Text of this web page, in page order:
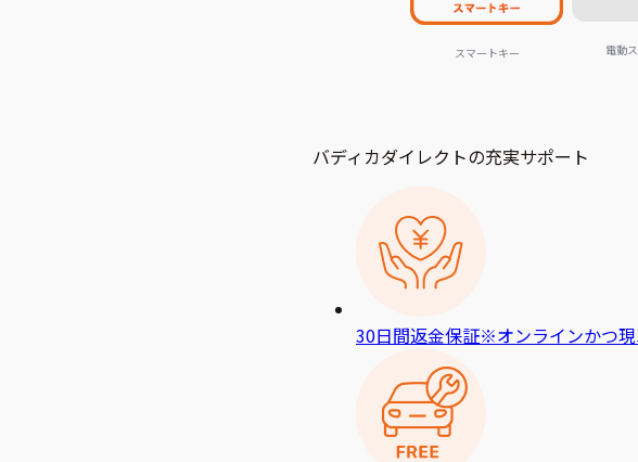
スマートキー 電動
バディカダイレクトの充実サポート
30日間返金保証※オンラインかつ